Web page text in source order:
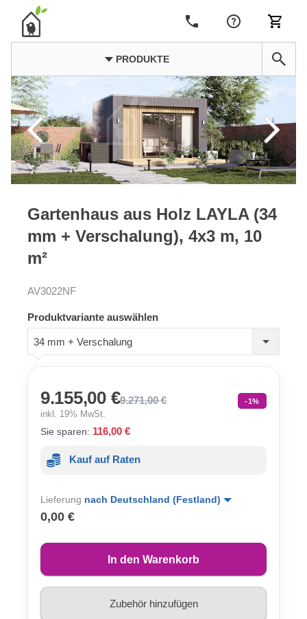
PRODUKTE
Gartenhaus aus Holz LAYLA (34
mm + Verschalung), 4x3 m, 10
m²
AV3022NF
Produktvariante auswählen
34 mm + Verschalung
9.155,00 €9.271,00 € -1%
inkl. 19% MwSt.
Sie sparen: 116,00 €
Kauf auf Raten
Lieferung nach Deutschland (Festland)
0,00 €
In den Warenkorb
Zubehör hinzufügen